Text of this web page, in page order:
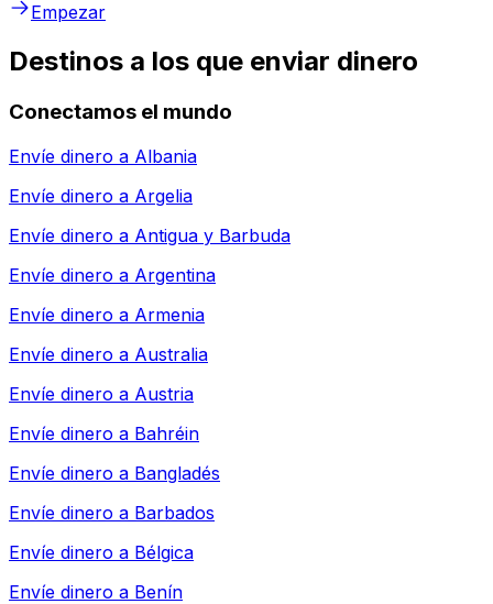
Empezar
Destinos a los que enviar dinero
Conectamos el mundo
Envíe dinero a Albania
Envíe dinero a Argelia
Envíe dinero a Antigua y Barbuda
Envíe dinero a Argentina
Envíe dinero a Armenia
Envíe dinero a Australia
Envíe dinero a Austria
Envíe dinero a Bahréin
Envíe dinero a Bangladés
Envíe dinero a Barbados
Envíe dinero a Bélgica
Envíe dinero a Benín